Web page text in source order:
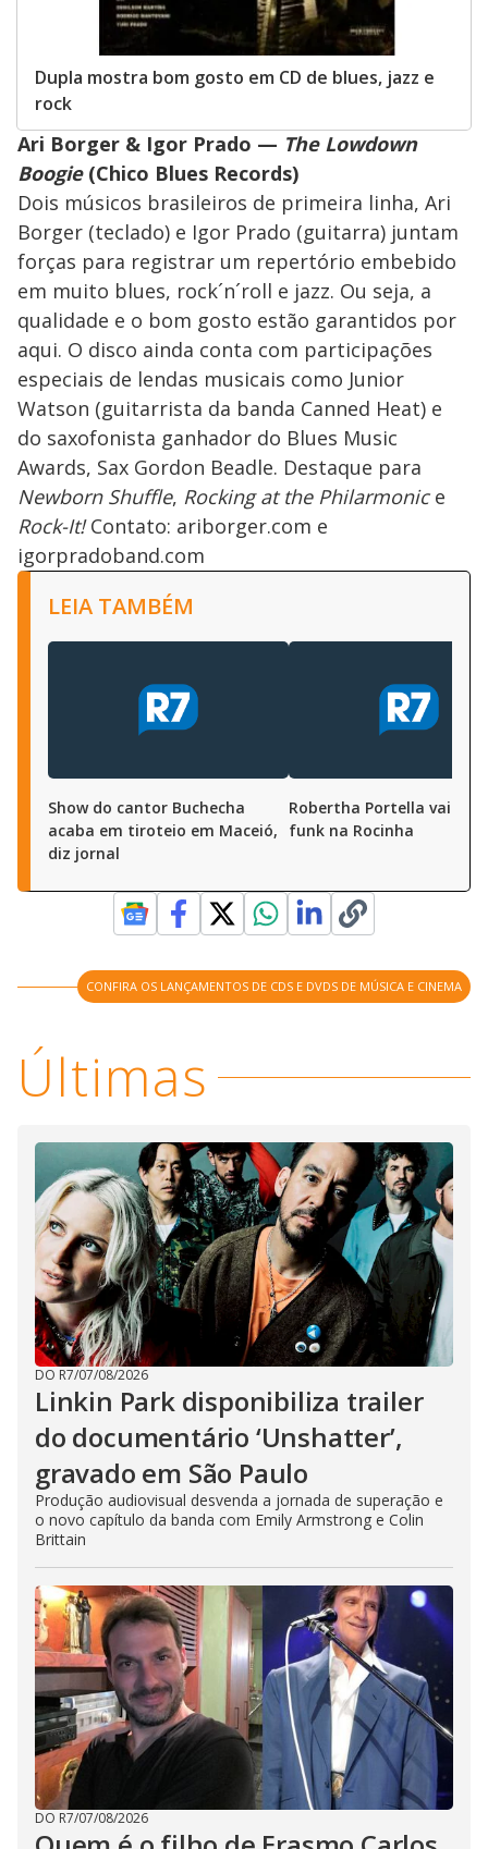
Dupla mostra bom gosto em CD de blues, jazz e
rock
Ari Borger & Igor Prado — The Lowdown
Boogie(Chico Blues Records)
Dois músicos brasileiros de primeira linha, Ari
Borger (teclado) e Igor Prado (guitarra) juntam
forças para registrar um repertório embebido
em muito blues, rock´n´roll e jazz. Ou seja, a
qualidade e o bom gosto estão garantidos por
aqui. O disco ainda conta com participações
especiais de lendas musicais como Junior
Watson (guitarrista da banda Canned Heat) e
do saxofonista ganhador do Blues Music
Awards, Sax Gordon Beadle. Destaque para
Newborn Shuffle, Rocking at the Philarmonice
Rock-It!Contato: ariborger.com e
igorpradoband.com
LEIA TAMBÉM
Show do cantor Buchecha
acaba em tiroteio em Maceió,
diz jornal
Robertha Portella vai a
funk na Rocinha
CONFIRA OS LANÇAMENTOS DE CDS E DVDS DE MÚSICA E CINEMA
Últimas
DO R7/07/08/2026
Linkin Park disponibiliza trailer
do documentário ‘Unshatter’,
gravado em São Paulo
Produção audiovisual desvenda a jornada de superação e
o novo capítulo da banda com Emily Armstrong e Colin
Brittain
DO R7/07/08/2026